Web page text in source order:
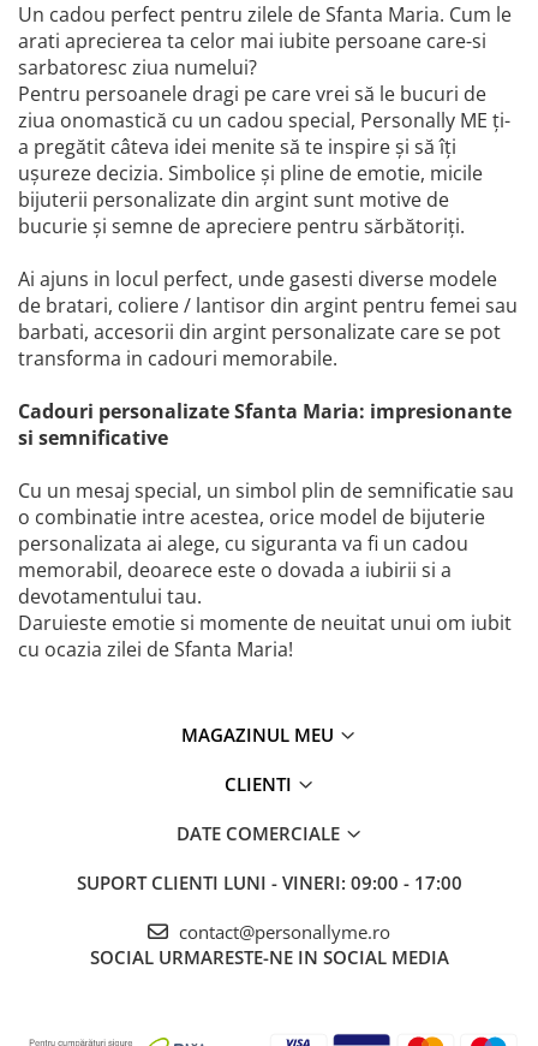
Un cadou perfect pentru zilele de Sfanta Maria. Cum le
arati aprecierea ta celor mai iubite persoane care-si
sarbatoresc ziua numelui?
Pentru persoanele dragi pe care vrei să le bucuri de
ziua onomastică cu un cadou special, Personally ME ți-
a pregătit câteva idei menite să te inspire și să îți
ușureze decizia. Simbolice și pline de emotie, micile
bijuterii personalizate din argint sunt motive de
bucurie și semne de apreciere pentru sărbătoriți.
Ai ajuns in locul perfect, unde gasesti diverse modele
de bratari, coliere / lantisor din argint pentru femei sau
barbati, accesorii din argint personalizate care se pot
transforma in cadouri memorabile.
Cadouri personalizate Sfanta Maria: impresionante
si semnificative
Cu un mesaj special, un simbol plin de semnificatie sau
o combinatie intre acestea, orice model de bijuterie
personalizata ai alege, cu siguranta va fi un cadou
memorabil, deoarece este o dovada a iubirii si a
devotamentului tau.
Daruieste emotie si momente de neuitat unui om iubit
cu ocazia zilei de Sfanta Maria!
MAGAZINUL MEU
CLIENTI
DATE COMERCIALE
SUPORT CLIENTI LUNI - VINERI: 09:00 - 17:00
contact@personallyme.ro
SOCIAL URMARESTE-NE IN SOCIAL MEDIA